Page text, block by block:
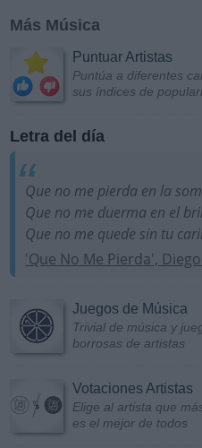
Más Música
Puntuar Artistas
Puntúa a diferentes
sus índices de
Letra del día
Que no me pierda en la
Que no me duerma en el
Que no me quede sin tu
'Que No Me Pierda',
Juegos de Música
Trivial de música y
borrosas de artistas
Votaciones Artistas
Elige al artista que
es el mejor de todos